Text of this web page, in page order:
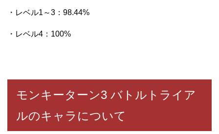
・レベル1～3：98.44%
・レベル4：100%
モンキーターン3 バトルトライア
ルのキャラについて